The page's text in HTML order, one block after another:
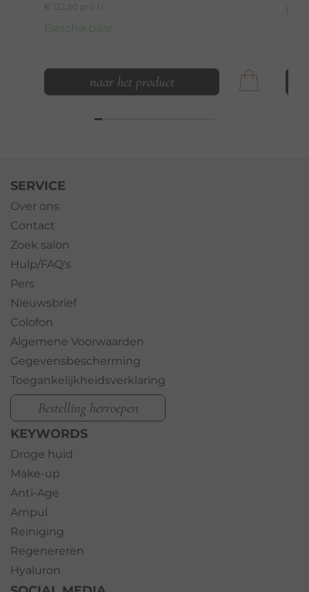
€ 122,50 pro 1 l
Beschikbaar
naar het product
SERVICE
Over ons
Contact
Zoek salon
Hulp/FAQ's
Pers
Nieuwsbrief
Colofon
Algemene Voorwaarden
Gegevensbescherming
Toegankelijkheidsverklaring
Bestelling herroepen
KEYWORDS
Droge huid
Make-up
Anti-Age
Ampul
Reiniging
Regenereren
Hyaluron